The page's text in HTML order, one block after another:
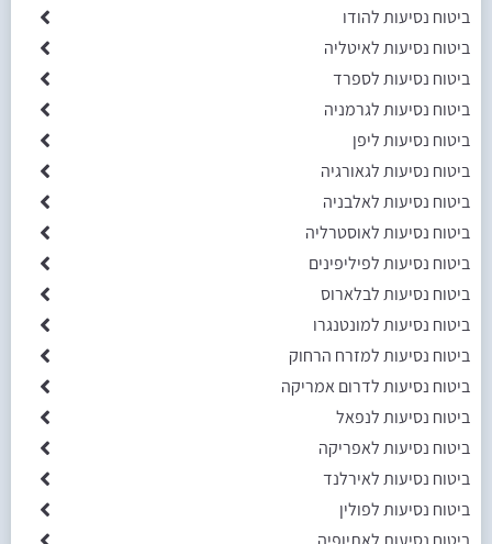
ביטוח נסיעות להודו
ביטוח נסיעות לאיטליה
ביטוח נסיעות לספרד
ביטוח נסיעות לגרמניה
ביטוח נסיעות ליפן
ביטוח נסיעות לגאורגיה
ביטוח נסיעות לאלבניה
ביטוח נסיעות לאוסטרליה
ביטוח נסיעות לפיליפינים
ביטוח נסיעות לבלארוס
ביטוח נסיעות למונטנגרו
ביטוח נסיעות למזרח הרחוק
ביטוח נסיעות לדרום אמריקה
ביטוח נסיעות לנפאל
ביטוח נסיעות לאפריקה
ביטוח נסיעות לאירלנד
ביטוח נסיעות לפולין